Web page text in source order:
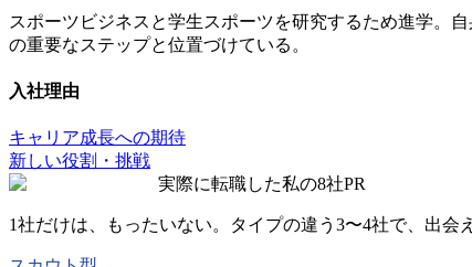
スポーツビジネスと学生スポーツを研究するため進学。
の重要なステップと位置づけている。
入社理由
キャリア成長への期待
新しい役割・挑戦
実際に転職した私の8社PR
1社だけは、もったいない。タイプの違う 3〜4社で、出会